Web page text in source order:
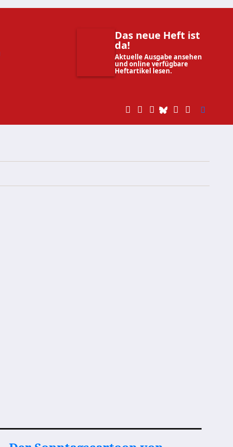
Das neue Heft ist
da!
Aktuelle Ausgabe ansehen
und online verfügbare
Heftartikel lesen.